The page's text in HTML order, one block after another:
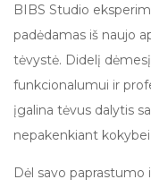
BIBS Studio
padėdamas iš naujo
tėvystė. Didelį
funkcionalumui ir
įgalina tėvus dalytis
nepakenkiant
Dėl savo